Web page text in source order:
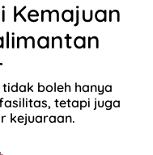
Kemajuan
boleh hanya
tetapi juga
kejuaraan.